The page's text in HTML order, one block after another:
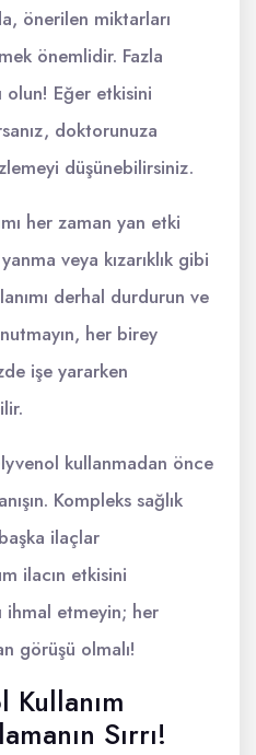
önerilen miktarları
önemlidir. Fazla
olun! Eğer etkisini
doktorunuza
düşünebilirsiniz.
her zaman yan etki
veya kızarıklık gibi
derhal durdurun ve
her birey
işe yararken
kullanmadan önce
Kompleks sağlık
ilaçlar
ilacın etkisini
ihmal etmeyin; her
görüşü olmalı!
Sırrı!